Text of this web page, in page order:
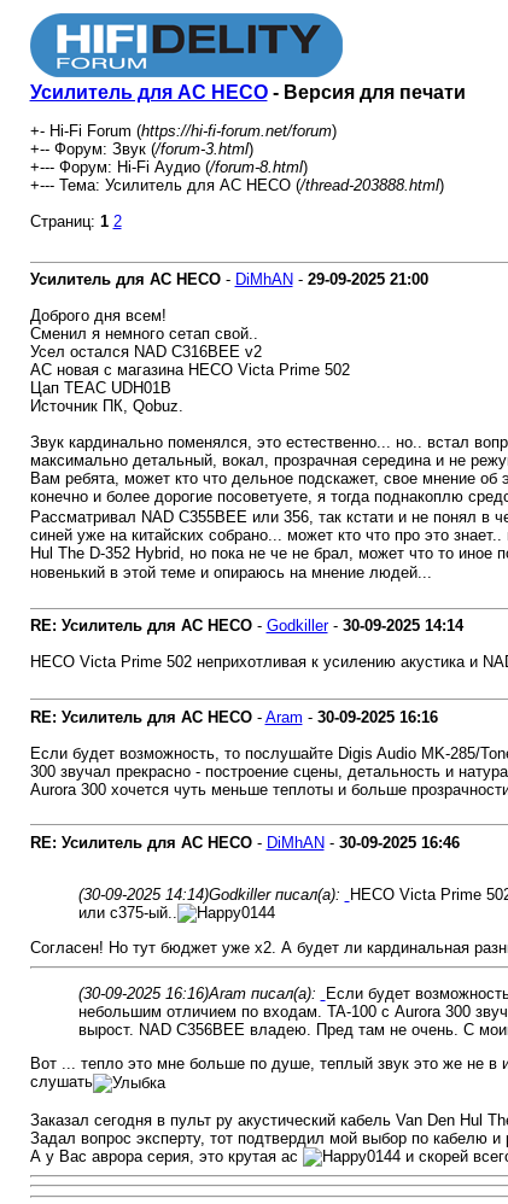
Усилитель для AC HECO- Версия для печати
+- Hi-Fi Forum (https://hi-fi-forum.net/forum)
+-- Форум: Звук (/forum-3.html)
+--- Форум: Hi-Fi Аудио (/forum-8.html)
+--- Тема: Усилитель для AC HECO (/thread-203888.html)
Страниц: 1 2
Усилитель для AC HECO- DiMhAN - 29-09-2025 21:00
Доброго дня всем!
Сменил я немного сетап свой..
Усел остался NAD C316BEE v2
АС новая с магазина HECO Victa Prime 502
Цап TEAC UDH01B
Источник ПК, Qobuz.
Звук кардинально поменялся, это естественно... но.. встал
максимально детальный, вокал, прозрачная середина и не
Вам ребята, может кто что дельное подскажет, свое мнение
конечно и более дорогие посоветуете, я тогда поднакоплю
Рассматривал NAD C355BEE или 356, так кстати и не понял в
синей уже на китайских собрано... может кто что про это
Hul The D-352 Hybrid, но пока не че не брал, может что то иное
новенький в этой теме и опираюсь на мнение людей...
RE: Усилитель для AC HECO- Godkiller- 30-09-2025 14:14
HECO Victa Prime 502 неприхотливая к усилению акустика и
RE: Усилитель для AC HECO- Aram - 30-09-2025 16:16
Если будет возможность, то послушайте Digis Audio MK-285/
300 звучал прекрасно - построение сцены, детальность и
Aurora 300 хочется чуть меньше теплоты и больше
RE: Усилитель для AC HECO- DiMhAN- 30-09-2025 16:46
(30-09-2025 14:14)Godkiller писал(а):
HECO Victa Prime
или с375-ый..
Согласен! Но тут бюджет уже х2. А будет ли кардинальная
(30-09-2025 16:16)Aram писал(а):
Если будет
небольшим отличием по входам. TA-100 с Aurora 300
вырост. NAD C356BEE владею. Пред там не очень. С
Вот ... тепло это мне больше по душе, теплый звук это же не в
слушать
Заказал сегодня в пульт ру акустический кабель Van Den Hul
Задал вопрос эксперту, тот подтвердил мой выбор по кабелю
А у Вас аврора серия, это крутая ас
и скорей